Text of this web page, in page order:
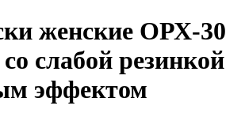
женские ОРХ-30
слабой резинкой
эффектом